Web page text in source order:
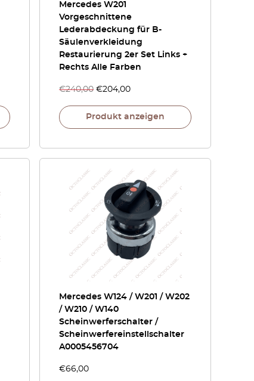
Mercedes W201
Vorgeschnittene
Lederabdeckung für B-
Säulenverkleidung
Restaurierung 2er Set Links +
Rechts Alle Farben
€240,00 €204,00
Produkt anzeigen
Mercedes W124 / W201 / W202
/ W210 / W140
Scheinwerferschalter /
Scheinwerfereinstellschalter
A0005456704
€66,00